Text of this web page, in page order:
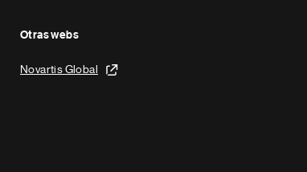
Otras webs
Novartis Global